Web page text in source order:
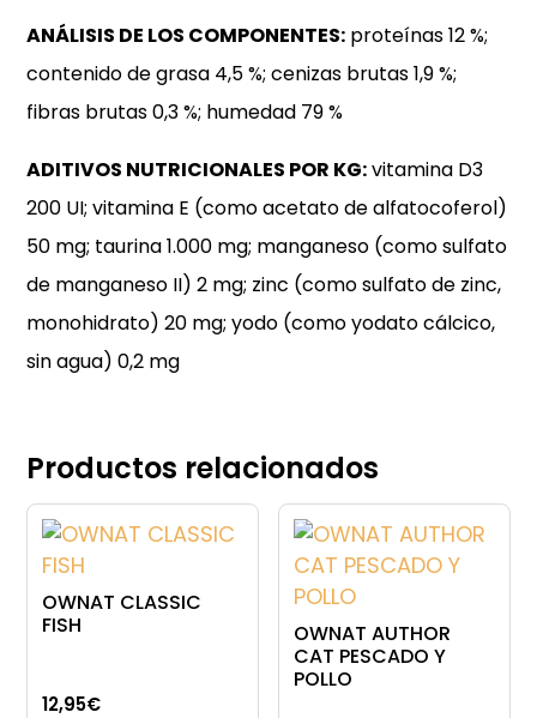
ANÁLISIS DE LOS COMPONENTES: proteínas 12 %;
contenido de grasa 4,5 %; cenizas brutas 1,9 %;
fibras brutas 0,3 %; humedad 79 %
ADITIVOS NUTRICIONALES POR KG:vitamina D3
200 UI; vitamina E (como acetato de alfatocoferol)
50 mg; taurina 1.000 mg; manganeso (como sulfato
de manganeso II) 2 mg; zinc (como sulfato de zinc,
monohidrato) 20 mg; yodo (como yodato cálcico,
sin agua) 0,2 mg
Productos relacionados
OWNAT CLASSIC
FISH
12,95€
OWNAT AUTHOR
CAT PESCADO Y
POLLO